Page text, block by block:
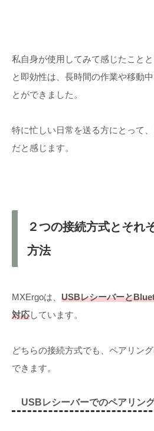
私自身が使用してみて感じたこと
と即効性は、長時間の作業や移動
とができました。
特に忙しい日常を送る方にとって
だと感じます。
２つの接続方式とそれ
方法
MXErgoは、 USBレシーバーと
対応しています。
どちらの接続方式でも、ペアリン
できます。
USBレシーバーでのペアリン